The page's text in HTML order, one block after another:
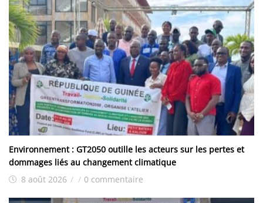
Environnement : GT2050 outille les acteurs sur les pertes et
dommages liés au changement climatique
8 août 2026 / / 0 commentaire